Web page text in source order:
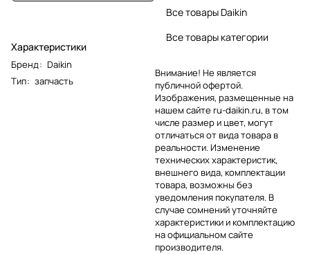
Характеристики
Бренд: Daikin
Тип: запчасть
Все товары Daikin
Все товары категории
Внимание! Не является
публичной офертой.
Изображения, размещенные на
нашем сайте ru-daikin.ru, в том
числе размер и цвет, могут
отличаться от вида товара в
реальности. Изменение
технических характеристик,
внешнего вида, комплектации
товара, возможны без
уведомления покупателя. В
случае сомнений уточняйте
характеристики и комплектацию
на официальном сайте
производителя.